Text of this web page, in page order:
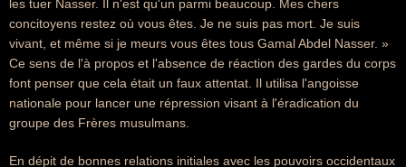
les tuer Nasser. Il n'est qu'un parmi beaucoup. Mes chers
concitoyens restez où vous êtes. Je ne suis pas mort. Je suis
vivant, et même si je meurs vous êtes tous Gamal Abdel Nasser. »
Ce sens de l'à propos et l'absence de réaction des gardes du corps
font penser que cela était un faux attentat. Il utilisa l'angoisse
nationale pour lancer une répression visant à l'éradication du
groupe des Frères musulmans.
En dépit de bonnes relations initiales avec les pouvoirs occidentaux